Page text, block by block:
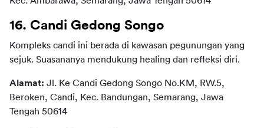
16. Candi Gedong Songo
Kompleks candi ini berada di kawasan pegunungan yang
sejuk. Suasananya mendukung healing dan refleksi diri.
Alamat: Jl. Ke Candi Gedong Songo No.KM, RW.5,
Beroken, Candi, Kec. Bandungan, Semarang, Jawa
Tengah 50614